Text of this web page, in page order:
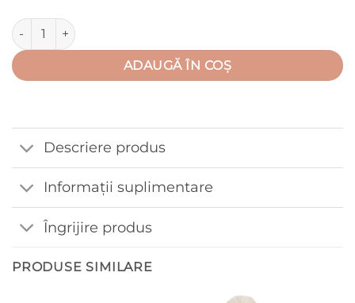
Cantitate Salopeta de vara, cu capse in fata si intre picioare,
ADAUGĂ ÎN COȘ
Descriere produs
Informații suplimentare
Îngrijire produs
PRODUSE SIMILARE